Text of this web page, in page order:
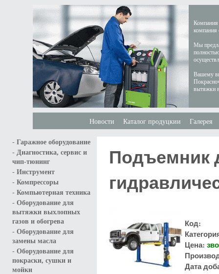
Компания
компания
Мы
Вашему
вытяжки
Новости Каталог продуцкии Галерея
- Гаражное оборудование
- Диагностика, сервис и
чип-тюнинг
- Инструмент
- Компрессоры
- Компьютерная техника
- Оборудование для
вытяжки выхлопных
газов и обогрева
- Оборудование для
замены масла
- Оборудование для
покраски, сушки и
мойки
Подъемник
Код:
Цена:
Дата